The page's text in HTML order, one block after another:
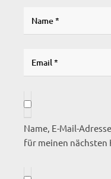
Name, E-Mail-
für meinen nächsten